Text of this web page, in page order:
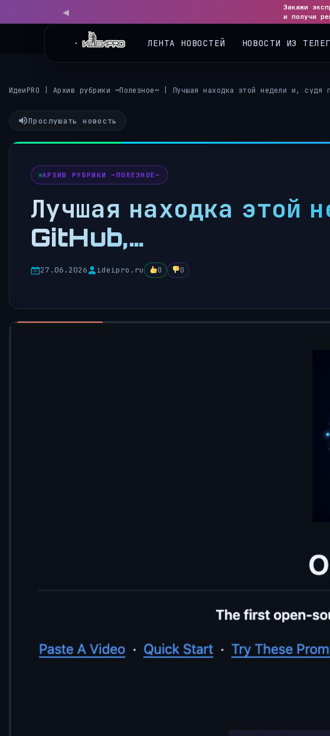
◀
Закажи
и получи
ИдеиPRO Архив рубрики ~Полезное~ Лучшая находка этой недели и, судя
Прослушать новость
АРХИВ РУБРИКИ ~ПОЛЕЗНОЕ~
Лучшая находка этой
GitHub,…
27.06.2026 ideipro.ru 0 0